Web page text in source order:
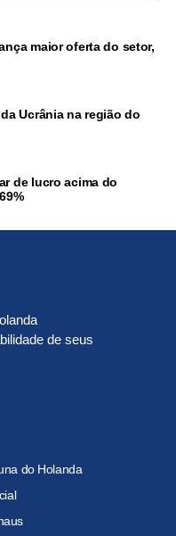
maior oferta do setor,
Ucrânia na região do
de lucro acima do
de seus
do Holanda